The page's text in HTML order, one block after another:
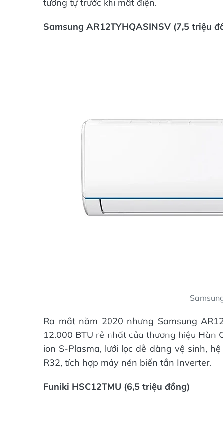
tương tự trước khi mất điện.
Samsung AR12TYHQASINSV (7,5 triệu
Ra mắt năm 2020 nhưng Samsung
12.000 BTU rẻ nhất của thương hiệu Hàn
ion S-Plasma, lưới lọc dễ dàng vệ sinh,
R32, tích hợp máy nén biến tần Inverter.
Funiki HSC12TMU (6,5 triệu đồng)